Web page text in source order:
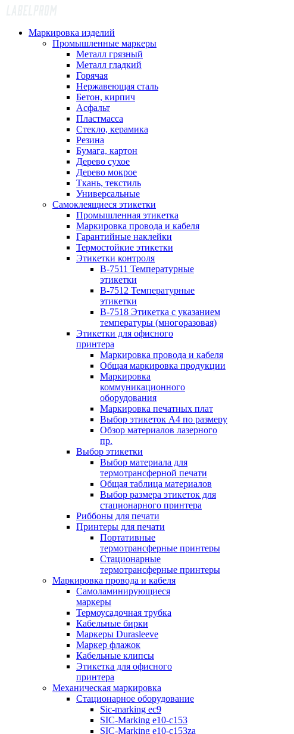
Маркировка изделий
Промышленные маркеры
Металл грязный
Металл гладкий
Горячая
Нержавеющая сталь
Бетон, кирпич
Асфальт
Пластмасса
Стекло, керамика
Резина
Бумага, картон
Дерево сухое
Дерево мокрое
Ткань, текстиль
Универсальные
Самоклеящиеся этикетки
Промышленная этикетка
Маркировка провода и кабеля
Гарантийные наклейки
Термостойкие этикетки
Этикетки контроля
B-7511 Температурные
этикетки
B-7512 Температурные
этикетки
B-7518 Этикетка с указанием
температуры (многоразовая)
Этикетки для офисного
принтера
Маркировка провода и кабеля
Общая маркировка продукции
Маркировка
коммуникационного
оборудования
Маркировка печатных плат
Выбор этикеток А4 по размеру
Обзор материалов лазерного
пр.
Выбор этикетки
Выбор материала для
термотрансферной печати
Общая таблица материалов
Выбор размера этикеток для
стационарного принтера
Риббоны для печати
Принтеры для печати
Портативные
термотрансферные принтеры
Стационарные
термотрансферные принтеры
Маркировка провода и кабеля
Самоламинирующиеся
маркеры
Термоусадочная трубка
Кабельные бирки
Маркеры Durasleeve
Маркер флажок
Кабельные клипсы
Этикетка для офисного
принтера
Механическая маркировка
Стационарное оборудование
Sic-marking ec9
SIC-Marking e10-c153
SIC-Marking e10-c153za